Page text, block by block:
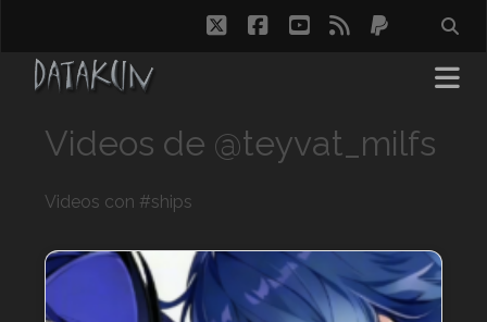
twitterfacebook
youtube
rss paypal
Videos de @teyvat_milfs
Videos con #ships